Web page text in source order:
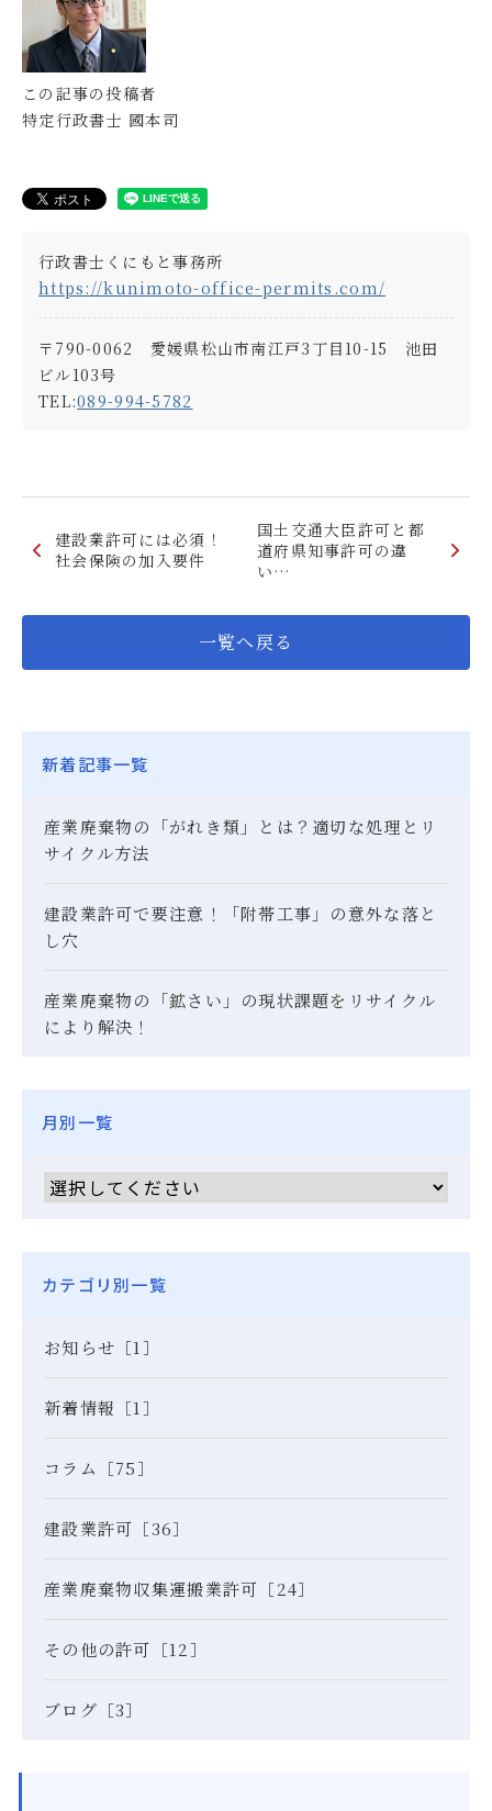
この記事の投稿者
特定行政書士 國本司
行政書士くにもと事務所
https://kunimoto-office-permits.com/
〒790-0062 愛媛県松山市南江戸3丁目10-15 池田
ビル103号
TEL:089-994-5782
建設業許可には必須！
社会保険の加入要件
国土交通大臣許可と都
道府県知事許可の違
い…
一覧へ戻る
新着記事一覧
産業廃棄物の「がれき類」とは？適切な処理とリ
サイクル方法
建設業許可で要注意！「附帯工事」の意外な落と
し穴
産業廃棄物の「鉱さい」の現状課題をリサイクル
により解決！
月別一覧
カテゴリ別一覧
お知らせ［1］
新着情報［1］
コラム［75］
建設業許可［36］
産業廃棄物収集運搬業許可［24］
その他の許可［12］
ブログ［3］